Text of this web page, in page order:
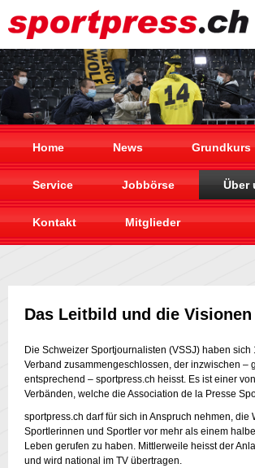
Home News Grundkurs
Service Jobbörse Über
Kontakt Mitglieder
Das Leitbild und die Visionen
Die Schweizer Sportjournalisten (VSSJ) haben sich
Verband zusammengeschlossen, der inzwischen –
entsprechend – sportpress.ch heisst. Es ist einer
Verbänden, welche die Association de la Presse
sportpress.ch darf für sich in Anspruch nehmen, die
Sportlerinnen und Sportler vor mehr als einem
Leben gerufen zu haben. Mittlerweile heisst der
und wird national im TV übertragen.